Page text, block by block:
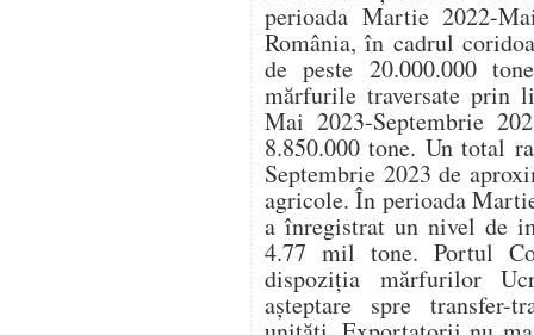
perioada Martie 2022-
România, în cadrul
de peste 20.000.000
mărfurile traversate prin
Mai 2023-Septembrie
8.850.000 tone. Un total
Septembrie 2023 de
agricole. În perioada
a înregistrat un nivel de
4.77 mil tone. Portul
dispoziția mărfurilor
așteptare spre transfer-